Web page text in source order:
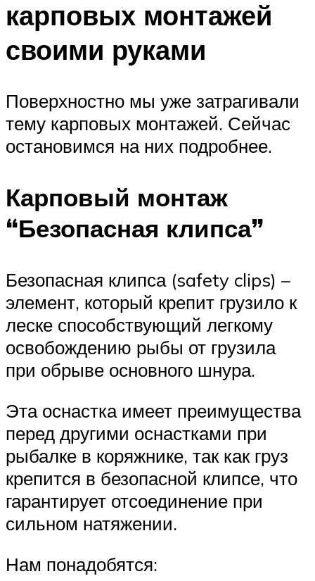
карповых монтажей
своими руками
Поверхностно мы уже затрагивали
тему карповых монтажей. Сейчас
остановимся на них подробнее.
Карповый монтаж
“Безопасная клипса”
Безопасная клипса (safety clips) –
элемент, который крепит грузило к
леске способствующий легкому
освобождению рыбы от грузила
при обрыве основного шнура.
Эта оснастка имеет преимущества
перед другими оснастками при
рыбалке в коряжнике, так как груз
крепится в безопасной клипсе, что
гарантирует отсоединение при
сильном натяжении.
Нам понадобятся: